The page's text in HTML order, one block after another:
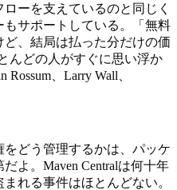
ーを支えているのと同じく
サポートしている。「無料
、結局は払った分だけの価
んどの人がすぐに思い浮か
、Larry Wall、
どう管理するかは、パッケ
よ。Maven Centralは何十年
れる事件はほとんどない。